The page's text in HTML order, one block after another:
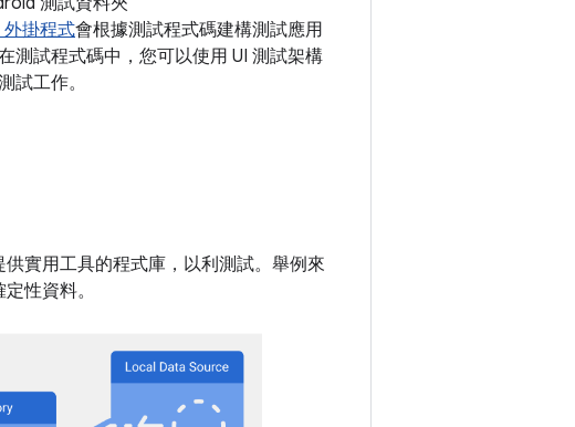
掛程式會根據測試程式碼建構測試應用
測試程式碼中，您可以使用 UI 測試架構
試工作。
供實用工具的程式庫，以利測試。舉例來
性資料。